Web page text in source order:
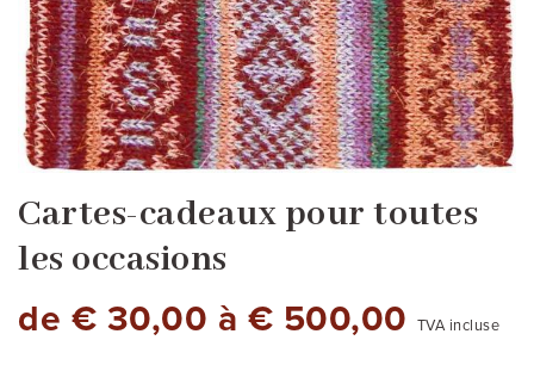
Cartes-cadeaux pour toutes
les occasions
de € 30,00 à € 500,00 TVA incluse